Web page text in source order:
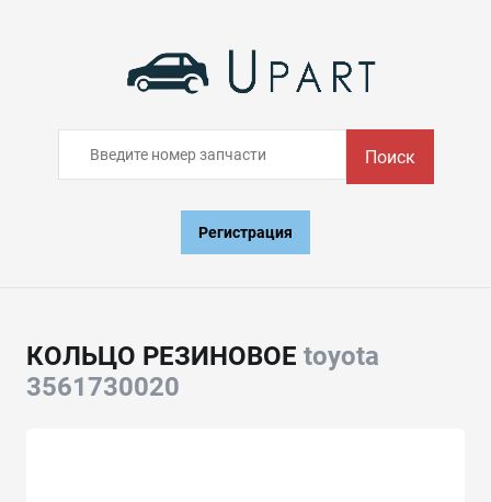
Поиск
Регистрация
КОЛЬЦО РЕЗИНОВОЕ toyota
3561730020